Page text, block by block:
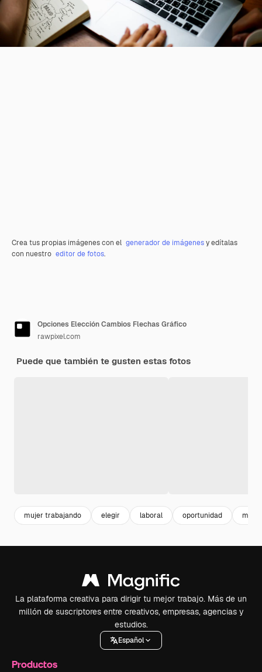
Crea tus propias imágenes con el generador de imágenesy edítalas
con nuestro editor de fotos.
Opciones Elección Cambios Flechas Gráfico
rawpixel.com
Puede que también te gusten estas fotos
mujer trabajando elegir laboral oportunidad mujer
La plataforma creativa para dirigir tu mejor trabajo. Más de un
millón de suscriptores entre creativos, empresas, agencias y
estudios.
Español
Productos